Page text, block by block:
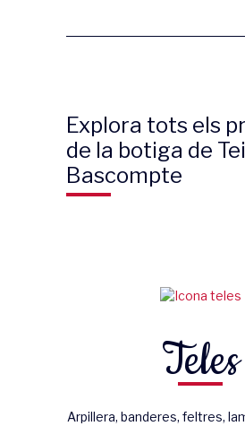
Explora tots els
de la botiga de
Bascompte
Teles
Arpillera, banderes, feltres,